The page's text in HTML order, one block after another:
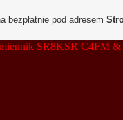
C4FM &
bezpłatnie pod adresem